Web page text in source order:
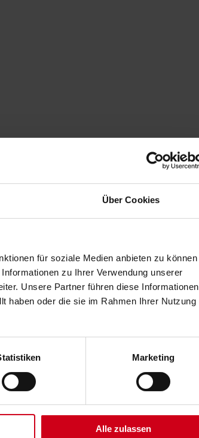
Über Cookies
für soziale Medien anbieten zu können
zu Ihrer Verwendung unserer
Unsere Partner führen diese Informationen
haben oder die sie im Rahmen Ihrer Nutzung
Marketing
Alle zulassen